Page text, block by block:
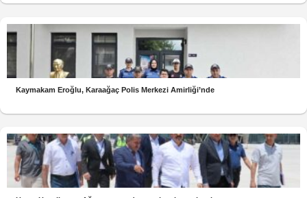
Kaymakam Eroğlu, Karaağaç Polis Merkezi Amirliği’nde